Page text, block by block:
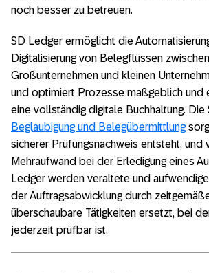
noch besser zu betreuen.
SD Ledger ermöglicht die
Digitalisierung von Belegflüssen zwischen
Großunternehmen und kleinen
und optimiert Prozesse maßgeblich und
eine vollständig digitale Buchhaltung.
Beglaubigung und Belegübermittlung
sicherer Prüfungsnachweis entsteht, und
Mehraufwand bei der Erledigung eines
Ledger werden veraltete und
der Auftragsabwicklung durch
überschaubare Tätigkeiten ersetzt, bei
jederzeit prüfbar ist.